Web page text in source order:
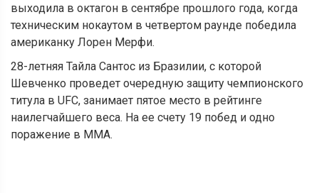
выходила в октагон в сентябре прошлого года, когда
техническим нокаутом в четвертом раунде победила
американку Лорен Мерфи.
28-летняя Тайла Сантос из Бразилии, с которой
Шевченко проведет очередную защиту чемпионского
титула в UFC, занимает пятое место в рейтинге
наилегчайшего веса. На ее счету 19 побед и одно
поражение в ММА.